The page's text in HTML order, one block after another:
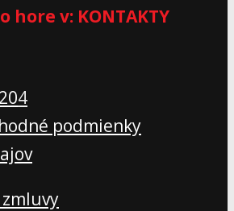
v: KONTAKTY
4
podmienky